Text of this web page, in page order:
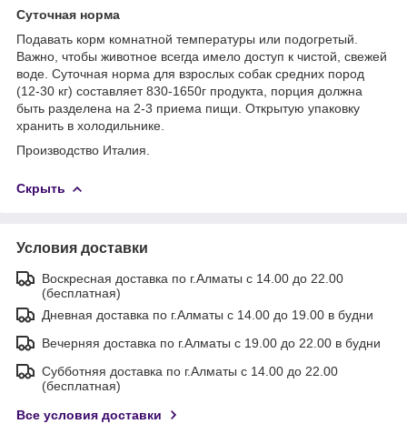
Суточная норма
Подавать корм комнатной температуры или подогретый.
Важно, чтобы животное всегда имело доступ к чистой, свежей
воде. Суточная норма для взрослых собак средних пород
(12-30 кг) составляет 830-1650г продукта, порция должна
быть разделена на 2-3 приема пищи. Открытую упаковку
хранить в холодильнике.
Производство Италия.
Скрыть
Условия доставки
Воскресная доставка по г.Алматы с 14.00 до 22.00
(бесплатная)
Дневная доставка по г.Алматы с 14.00 до 19.00 в будни
Вечерняя доставка по г.Алматы с 19.00 до 22.00 в будни
Субботняя доставка по г.Алматы с 14.00 до 22.00
(бесплатная)
Все условия доставки